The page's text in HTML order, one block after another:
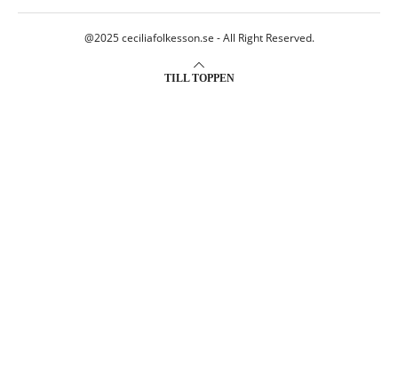
@2025 ceciliafolkesson.se - All Right Reserved.
TILL TOPPEN